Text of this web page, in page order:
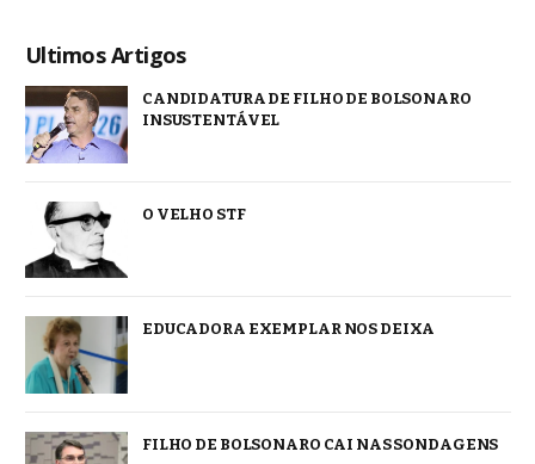
Ultimos Artigos
CANDIDATURA DE FILHO DE BOLSONARO
INSUSTENTÁVEL
O VELHO STF
EDUCADORA EXEMPLAR NOS DEIXA
FILHO DE BOLSONARO CAI NAS SONDAGENS